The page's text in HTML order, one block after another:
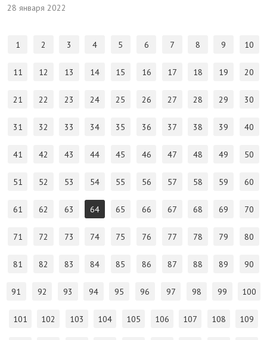
28 января 2022
1 2 3 4 5 6 7 8 9 10
11 12 13 14 15 16 17 18 19 20
21 22 23 24 25 26 27 28 29 30
31 32 33 34 35 36 37 38 39 40
41 42 43 44 45 46 47 48 49 50
51 52 53 54 55 56 57 58 59 60
61 62 63 64 65 66 67 68 69 70
71 72 73 74 75 76 77 78 79 80
81 82 83 84 85 86 87 88 89 90
91 92 93 94 95 96 97 98 99 100
101 102 103 104 105 106 107 108 109